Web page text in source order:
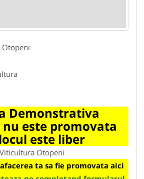
Otopeni
Demonstrativa
nu este promovata
este liber
Viticultura Otopeni
ta sa fie promovata aici